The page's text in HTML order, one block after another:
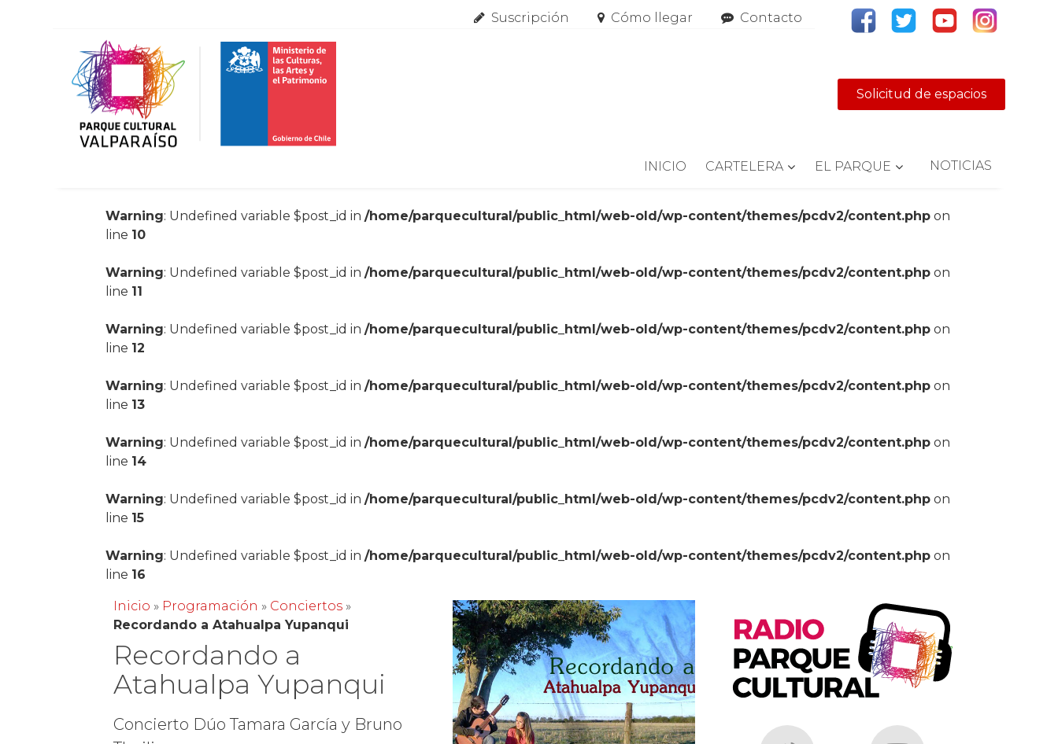
Suscripción Cómo llegar Contacto
Solicitud de espacios
INICIO CARTELERA EL PARQUE NOTICIAS
Warning: Undefined variable $post_id in/home/parquecultural/public_html/web-old/wp-content/themes/pcdv2/content.php on
line 10
Warning: Undefined variable $post_id in/home/parquecultural/public_html/web-old/wp-content/themes/pcdv2/content.php on
line 11
Warning: Undefined variable $post_id in/home/parquecultural/public_html/web-old/wp-content/themes/pcdv2/content.php on
line 12
Warning: Undefined variable $post_id in/home/parquecultural/public_html/web-old/wp-content/themes/pcdv2/content.php on
line 13
Warning: Undefined variable $post_id in/home/parquecultural/public_html/web-old/wp-content/themes/pcdv2/content.php on
line 14
Warning: Undefined variable $post_id in/home/parquecultural/public_html/web-old/wp-content/themes/pcdv2/content.php on
line 15
Warning: Undefined variable $post_id in/home/parquecultural/public_html/web-old/wp-content/themes/pcdv2/content.php on
line 16
Inicio » Programación » Conciertos »
Recordando a Atahualpa Yupanqui
Recordando a
Atahualpa Yupanqui
Concierto Dúo Tamara García y Bruno